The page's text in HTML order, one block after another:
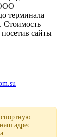
терминала
Стоимость
сайты
адрес